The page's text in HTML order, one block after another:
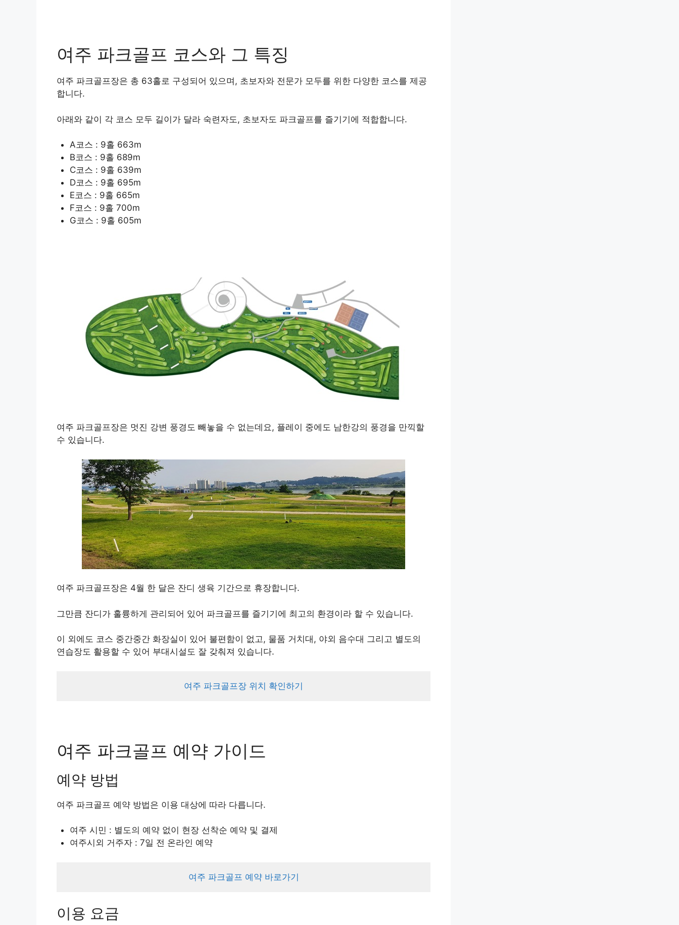
여주 파크골프 코스와 그 특징
여주 파크골프장은 총 63홀로 구성되어 있으며, 초보자와 전문가 모두를 위한 다양한 코스를 제공
합니다.
아래와 같이 각 코스 모두 길이가 달라 숙련자도, 초보자도 파크골프를 즐기기에 적합합니다.
A코스 : 9홀 663m
B코스 : 9홀 689m
C코스 : 9홀 639m
D코스 : 9홀 695m
E코스 : 9홀 665m
F코스 : 9홀 700m
G코스 : 9홀 605m
여주 파크골프장은 멋진 강변 풍경도 빼놓을 수 없는데요, 플레이 중에도 남한강의 풍경을 만끽할
수 있습니다.
여주 파크골프장은 4월 한 달은 잔디 생육 기간으로 휴장합니다.
그만큼 잔디가 훌륭하게 관리되어 있어 파크골프를 즐기기에 최고의 환경이라 할 수 있습니다.
이 외에도 코스 중간중간 화장실이 있어 불편함이 없고, 물품 거치대, 야외 음수대 그리고 별도의
연습장도 활용할 수 있어 부대시설도 잘 갖춰져 있습니다.
여주 파크골프장 위치 확인하기
여주 파크골프 예약 가이드
예약 방법
여주 파크골프 예약 방법은 이용 대상에 따라 다릅니다.
여주 시민 : 별도의 예약 없이 현장 선착순 예약 및 결제
여주시외 거주자 : 7일 전 온라인 예약
여주 파크골프 예약 바로가기
이용 요금